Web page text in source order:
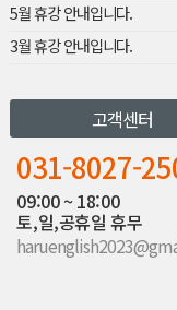
5월 휴강 안내입니다.
3월 휴강 안내입니다.
고객센터
031-8027-
09:00 ~ 18:00
토,일,공휴일 휴무